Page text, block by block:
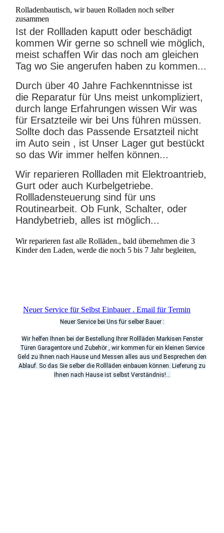
Rolladenbautisch, wir bauen Rolladen noch selber
zusammen
Ist der Rollladen kaputt oder beschädigt
kommen Wir gerne so schnell wie möglich,
meist schaffen Wir das noch am gleichen
Tag wo Sie angerufen haben zu kommen...
Durch über 40 Jahre Fachkenntnisse ist
die Reparatur für Uns meist unkompliziert,
durch lange Erfahrungen wissen Wir was
für Ersatzteile wir bei Uns führen müssen.
Sollte doch das Passende Ersatzteil nicht
im Auto sein , ist Unser Lager gut bestückt
so das Wir immer helfen können...
Wir reparieren Rollladen mit Elektroantrieb,
Gurt oder auch Kurbelgetriebe.
Rollladensteuerung sind für uns
Routinearbeit. Ob Funk, Schalter, oder
Handybetrieb, alles ist möglich...
Wir reparieren fast alle Rolläden., bald übernehmen die 3
Kinder den Laden, werde die noch 5 bis 7 Jahr begleiten,
Neuer Service für Selbst Einbauer . Email für Termin
Neuer Service bei Uns für selber Bauer :
Wir helfen Ihnen bei der Bestellung Ihrer Rollläden Markisen Fenster
Türen Garagentore und Zubehör , wir kommen für ein kleinen Service
Geld zu Ihnen nach Hause und Messen alles aus und Besprechen den
Ablauf. So das Sie selber die Rollläden einbauen können. Lieferung zu
Ihnen nach Hause ist selbst Verständnis!...